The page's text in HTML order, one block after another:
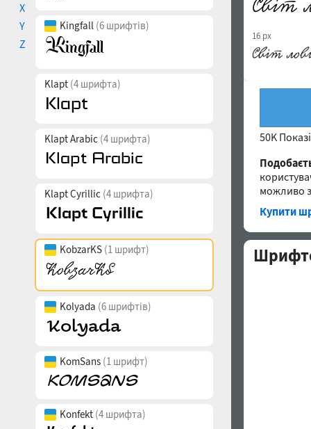
X
Y
Z
Kingfall (6 шрифтів)
Klapt (4 шрифта)
Klapt Arabic (4 шрифта)
Klapt Cyrillic (4 шрифта)
KobzarKS (1 шрифт)
Kolyada (6 шрифтів)
KomSans (1 шрифт)
Konfekt (4 шрифта)
16 px
50K
можливо
Купити